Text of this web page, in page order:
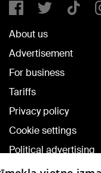
About us
Advertisement
For business
Tariffs
Privacy policy
Cookie settings
Political advertising
Cookie policy